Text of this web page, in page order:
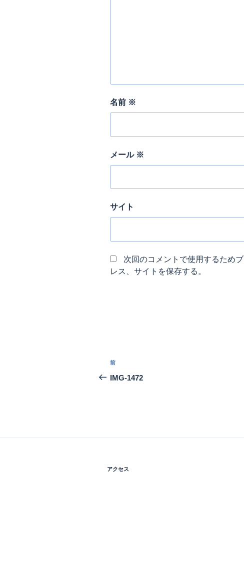
名前 ※
メール ※
サイト
次回のコメントで使用するため
レス、サイトを保存する。
投
稿
シ
前
の
前
IMG-1472
アクセス